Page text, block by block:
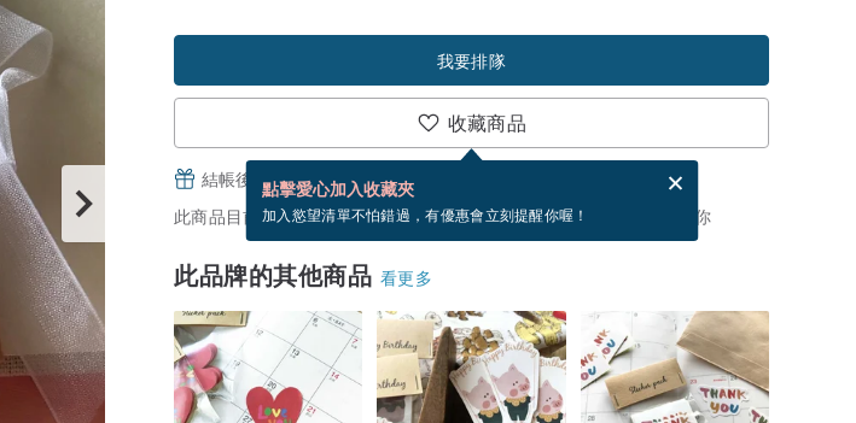
我要排隊
收藏商品
點擊愛心加入收藏夾
加入慾望清單不怕錯過，有優惠會立刻提醒你喔！
結帳後填寫並分享，免費幫你寄送電子賀卡。
電子賀卡是什麼？
此商品目前沒現貨，你可以按「我要排隊」，當有貨會主動發信通知你
此品牌的其他商品 看更多